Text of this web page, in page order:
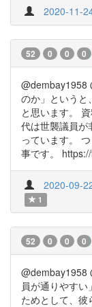
2020-11-
52 0 0 0
@dembay1958
のか」というと
と思います。
代は世襲議員が
っています。
事です。
2020-09-
1
52 0 0 0
@dembay1958
員が通りやす
ためとして、